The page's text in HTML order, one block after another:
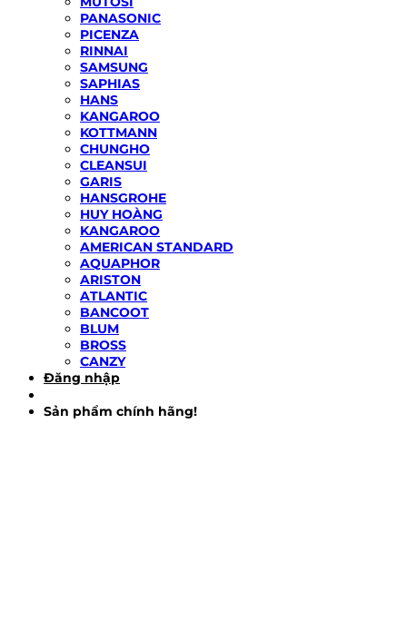
PANASONIC
PICENZA
RINNAI
SAMSUNG
SAPHIAS
HANS
KANGAROO
KOTTMANN
CHUNGHO
CLEANSUI
GARIS
HANSGROHE
HUY HOÀNG
KANGAROO
AMERICAN STANDARD
AQUAPHOR
ARISTON
ATLANTIC
BANCOOT
BLUM
BROSS
CANZY
Đăng nhập
Sản phẩm chính hãng!